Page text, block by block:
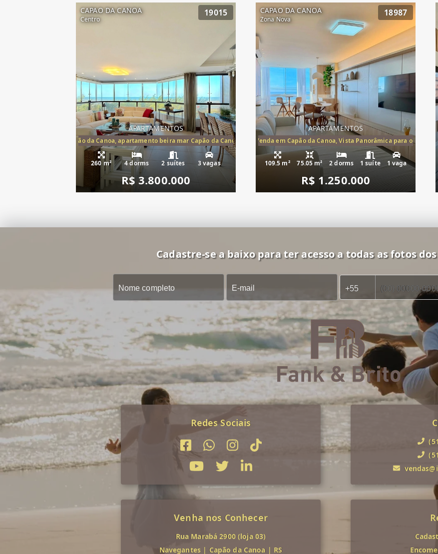
CAPAO DA CANOA
Centro
19015
APARTAMENTOS
frente mar Capão da Canoa, apartamento beira mar Capão da Canoa, apartamento à venda Cap
260 m² 4 dorms 2 suítes 3 vagas
R$ 3.800.000
CAPAO DA CANOA
Zona Nova
18987
APARTAMENTOS
Apartamento Beira-Mar à Venda em Capão da Canoa, Vista Panorâmica para o Mar, 2
109.5 m² 75.05 m² 2 dorms 1 suíte 1 vaga
R$ 1.250.000
Cadastre-se a baixo para ter acesso a todas as fotos
Redes Sociais
Venha nos Conhecer
Rua Marabá 2900 (loja 03)
Navegantes | Capão da Canoa | RS